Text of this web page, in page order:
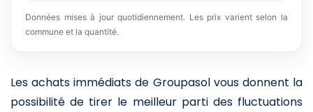
Données mises à jour quotidiennement. Les prix varient selon la
commune et la quantité.
Les achats immédiats de Groupasol vous donnent la
possibilité de tirer le meilleur parti des fluctuations